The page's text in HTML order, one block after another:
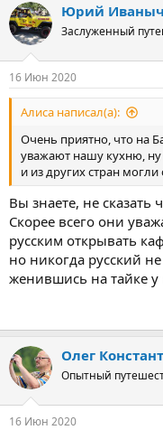
Юрий Иваныч
Заслуженный
16 Июн 2020
Алиса написал(а):
Очень приятно, что на
уважают нашу кухню,
и из других стран
Вы знаете, не
Скорее всего они
русским открывать
но никогда русский
женившись на тайке у
Олег
Опытный
16 Июн 2020